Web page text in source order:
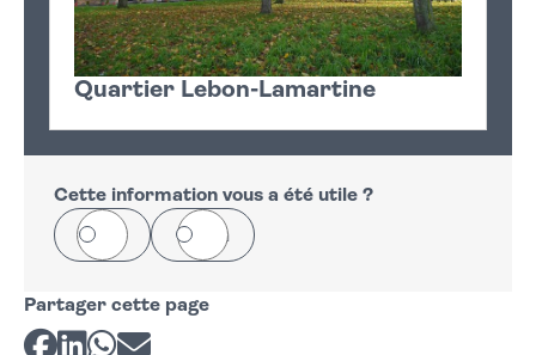
Quartier Lebon-Lamartine
Cette information vous a été utile ?
Oui Non
Partager cette page
Partager sur Facebook
Partager sur LinkedIn
Partager sur Whatsapp
Partager par courriel